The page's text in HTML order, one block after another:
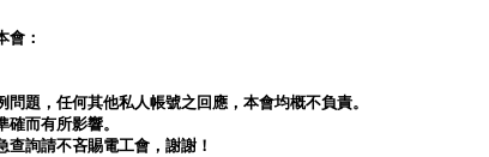
會：
題，任何其他私人帳號之回應，本會均概不負責。
而有所影響。
詢請不吝賜電工會，謝謝！